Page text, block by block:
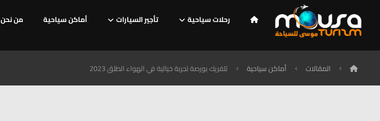
رحلات سياحية تأجير السيارات أماكن سياحية من نحن
المقالات أماكن سياحية تلفريك بورصة تجربة خيالية في الهواء الطلق 2023